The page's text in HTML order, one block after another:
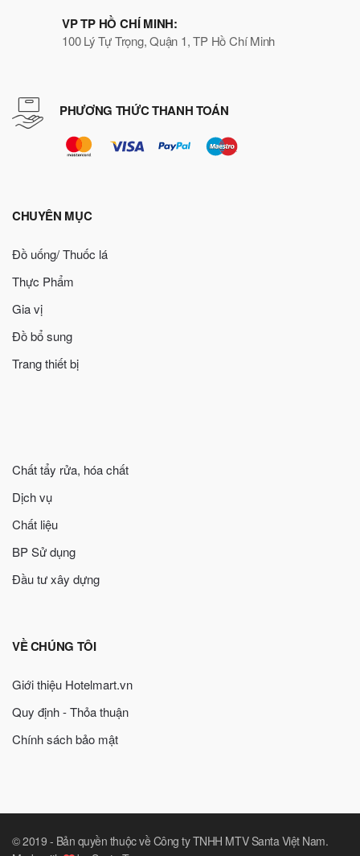
VP TP HỒ CHÍ MINH:
100 Lý Tự Trọng, Quận 1, TP Hồ Chí Minh
PHƯƠNG THỨC THANH TOÁN
CHUYÊN MỤC
Đồ uống/ Thuốc lá
Thực Phẩm
Gia vị
Đồ bổ sung
Trang thiết bị
Chất tẩy rửa, hóa chất
Dịch vụ
Chất liệu
BP Sử dụng
Đầu tư xây dựng
VỀ CHÚNG TÔI
Giới thiệu Hotelmart.vn
Quy định - Thỏa thuận
Chính sách bảo mật
© 2019 - Bản quyền thuộc về Công ty TNHH MTV Santa Việt Nam.